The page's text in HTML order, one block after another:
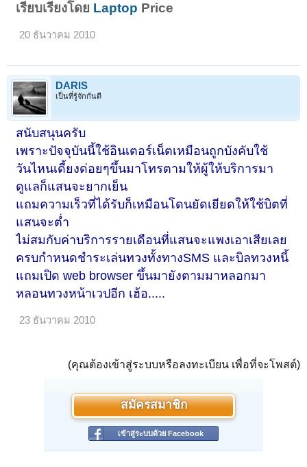
เรียบเรียงโดย Laptop Price
20 ธันวาคม 2010
DARIS
เป็นที่รู้จักกันดี
สนับสนุนครับ
เพราะปัจจุบันนี้ใช้อินเตอร์เน็ตเหมือนถูกบังคับใช้
วันไหนเดี้ยงด่อยๆขึ้นมาโทรตามให้ผู้ให้บริการมา
ดูแลก็แสนจะยากเย็น
แถมความเร็วที่ได้รับก็เหมือนโดนยัดเยียดให้ใช้บิตที่
แสนจะต่ำ
ไม่สมกับค่าบริการรายเดือนที่แสนจะแพงเอาเสียเลย
ครบกำหนดชำระเล่นทวงทั้งทางSMS และบิลทวงหนี้
แถมเปิดweb browser ขึ้นมายังตามมาหลอกมา
หลอนทวงหน้าเวปอีก เฮ้อ.....
23 ธันวาคม 2010
(คุณต้องเข้าสู่ระบบหรือลงทะเบียน เพื่อที่จะโพสต์)
สมัครสมาชิก
เข้าสู่ระบบด้วย Facebook